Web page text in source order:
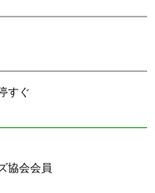
すぐ
協会会員